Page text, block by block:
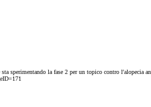
sperimentando la fase 2 per un topico contro l'alopecia